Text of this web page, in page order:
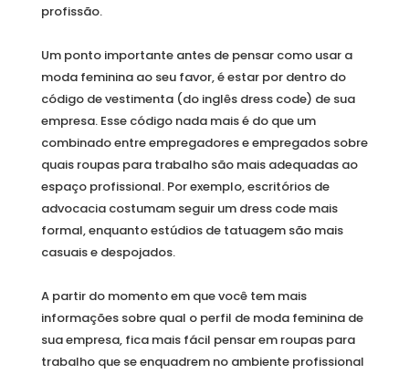
profissão.
Um ponto importante antes de pensar como usar a
moda feminina ao seu favor, é estar por dentro do
código de vestimenta (do inglês dress code) de sua
empresa. Esse código nada mais é do que um
combinado entre empregadores e empregados sobre
quais roupas para trabalho são mais adequadas ao
espaço profissional. Por exemplo, escritórios de
advocacia costumam seguir um dress code mais
formal, enquanto estúdios de tatuagem são mais
casuais e despojados.
A partir do momento em que você tem mais
informações sobre qual o perfil de moda feminina de
sua empresa, fica mais fácil pensar em roupas para
trabalho que se enquadrem no ambiente profissional